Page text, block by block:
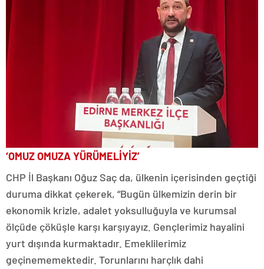
‘OMUZ OMUZA YÜRÜMELİYİZ’
CHP İl Başkanı Oğuz Saç da, ülkenin içerisinden geçtiği
duruma dikkat çekerek, “Bugün ülkemizin derin bir
ekonomik krizle, adalet yoksulluğuyla ve kurumsal
ölçüde çöküşle karşı karşıyayız. Gençlerimiz hayalini
yurt dışında kurmaktadır. Emeklilerimiz
geçinememektedir. Torunlarını harçlık dahi